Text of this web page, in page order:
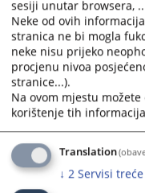
mjeri, i bez odlaganja
nalaze pod
prihvatljivoj cijeni.
Prateći
sesiji unutar browsera,
Neke od ovih
stranica ne bi mogla
neke nisu prijeko
procjenu nivoa
stranice...).
Na ovom mjestu
korištenje tih
Translation
↓ 2 Servisi